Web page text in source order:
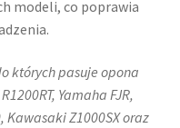
modeli, co poprawia
których pasuje opona
Yamaha FJR,
Kawasaki Z1000SX oraz